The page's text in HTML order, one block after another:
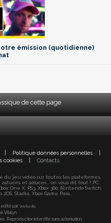
émission (quotidienne)
de cette page
Politique données personnelles
cookies Contacts
du jeu vidéo sur toutes les plateformes.
et soluces... on vous dit tout ! PC,
One X, PS3, Xbox 360, Nintendo Switch,
Stadia, Xbox Game Pass...
par Webedia
Vitalyn
Reproduction interdite sans autorisation.